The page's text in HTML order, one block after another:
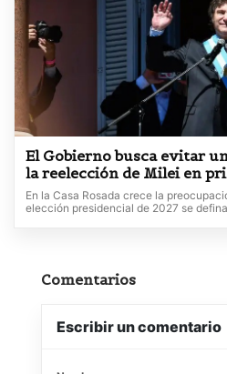
El Gobierno busca evitar
la reelección de Milei en
En la Casa Rosada crece la
elección presidencial de 2027 se
Comentarios
Escribir un comentario